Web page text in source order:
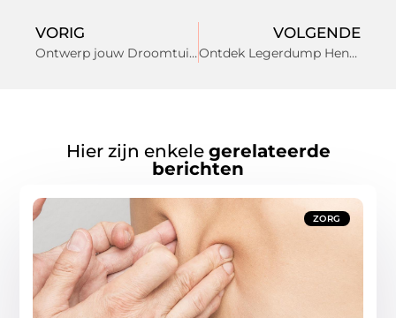
VORIG
Ontwerp jouw Droomtuin met Hulp van een Landschapsarchitect in Barendrecht
VOLGENDE
Ontdek Legerdump Hengelo Het Verborgen Pareltje voor Outdoor Liefhebbers
Hier zijn enkele gerelateerde
berichten
ZORG